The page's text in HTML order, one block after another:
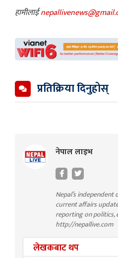
हामीलाई
प्रतिक्रिया दिनुहोस्
नेपाल लाइभ
Nepal’s
current affairs
reporting on politics,
http://nepallive.com
लेखकबाट थप